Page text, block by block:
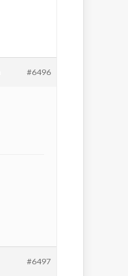
#6496
#6497